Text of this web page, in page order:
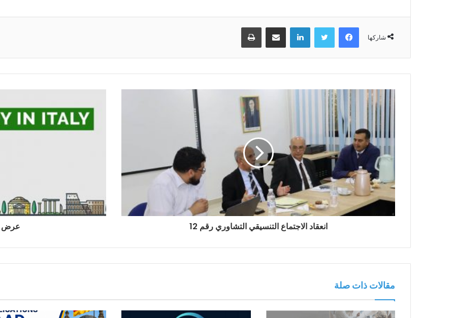
شاركها
فيسبوك تويتر لينكدإن مشاركة عبر البريد طباعة
انعقاد الاجتماع التنسيقي التشاوري رقم 12 عرض 20 منحة دراسية
مقالات ذات صلة